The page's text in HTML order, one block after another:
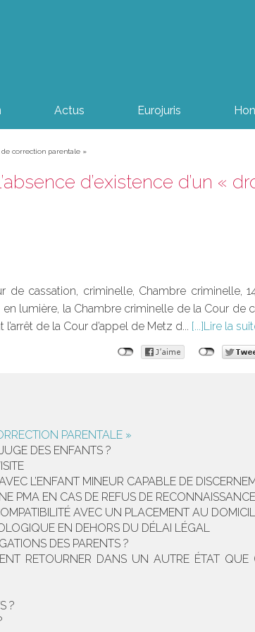
Actus Eurojuris
de correction parentale »
d’existence d’un «
cassation, criminelle, Chambre criminelle,
lumière, la Chambre criminelle de la Cour de
de la Cour d’appel de Metz d...
Lire la
PARENTALE »
DES ENFANTS ?
L’ENFANT MINEUR CAPABLE DE
PMA EN CAS DE REFUS DE
AVEC UN PLACEMENT AU
EN DEHORS DU DÉLAI LÉGAL
DES PARENTS ?
RETOURNER DANS UN AUTRE ÉTAT QUE
?